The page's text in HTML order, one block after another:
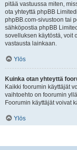
pitää vastuussa miten,
ota yhteyttä phpBB
phpBB.com-sivustoon tai
sähköpostia phpBB
sovelluksen käytöstä, voit
vastausta lainkaan.
Ylös
Kuinka otan yhteyttä
Kaikki foorumin käyttäjät
vaihtoehto on foorumin
Foorumin käyttäjät voivat
Ylös